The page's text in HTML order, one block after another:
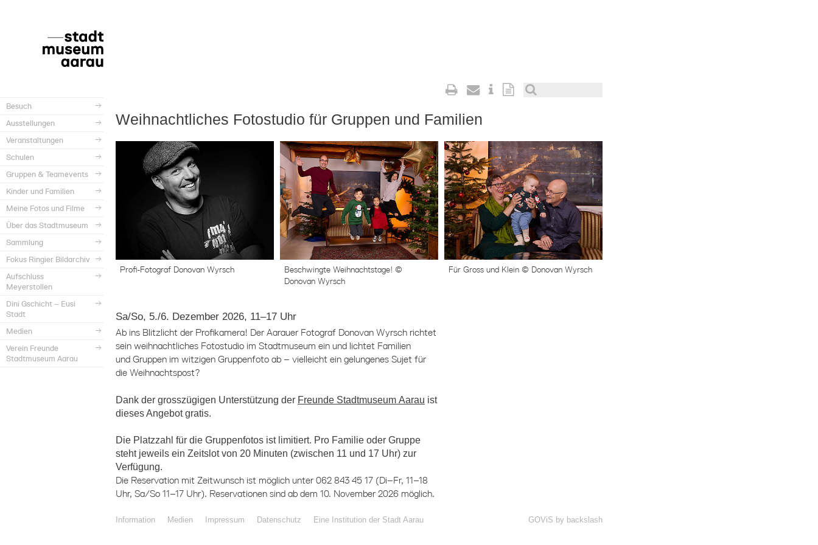
Besuch
Ausstellungen
Veranstaltungen
Schulen
Gruppen & Teamevents
Kinder und Familien
Meine Fotos und Filme
Über das Stadtmuseum
Sammlung
Fokus Ringier Bildarchiv
Aufschluss
Meyerstollen
Dini Gschicht – Eusi
Stadt
Medien
Verein Freunde
Stadtmuseum Aarau
Weihnachtliches Fotostudio für Gruppen und Familien
Profi-Fotograf Donovan Wyrsch
Beschwingte Weihnachtstage! ©
Donovan Wyrsch
Für Gross und Klein © Donovan Wyrsch
Sa/So, 5./6. Dezember 2026, 11–17 Uhr
Ab ins Blitzlicht der Profikamera! Der Aarauer Fotograf Donovan Wyrsch richtet
sein weihnachtliches Fotostudio im Stadtmuseum ein und lichtet Familien
und Gruppen im witzigen Gruppenfoto ab – vielleicht ein gelungenes Sujet für
die Weihnachtspost?
Dank der grosszügigen Unterstützung der Freunde Stadtmuseum Aarau ist
dieses Angebot gratis.
Die Platzzahl für die Gruppenfotos ist limitiert. Pro Familie oder Gruppe
steht jeweils ein Zeitslot von 20 Minuten (zwischen 11 und 17 Uhr) zur
Verfügung.
Die Reservation mit Zeitwunsch ist möglich unter 062 843 45 17 (Di–Fr, 11–18
Uhr, Sa/So 11–17 Uhr). Reservationen sind ab dem 10. November 2026 möglich.
Information Medien Impressum Datenschutz Eine Institution der Stadt Aarau GOViS by backslash